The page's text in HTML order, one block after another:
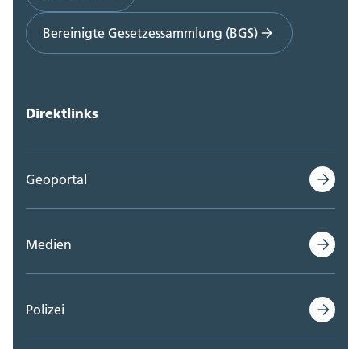
Bereinigte Gesetzessammlung (BGS)
Direktlinks
Geoportal
Medien
Polizei